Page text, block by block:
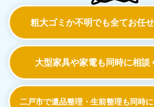
粗大ゴミか不明でも全てお任
大型家具や家電も同時に相談
二戸市で遺品整理・生前整理も同時